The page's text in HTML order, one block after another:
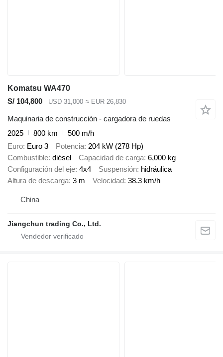
Komatsu WA470
S/ 104,800
USD 31,000 ≈ EUR 26,830
Maquinaria de construcción - cargadora de ruedas
2025
800 km
500 m/h
Euro Euro 3 Potencia 204 kW (278 Hp)
Combustible diésel Capacidad de carga 6,000 kg
Configuración del eje 4x4 Suspensión hidráulica
Altura de descarga 3 m Velocidad 38.3 km/h
China
Jiangchun trading Co., Ltd.